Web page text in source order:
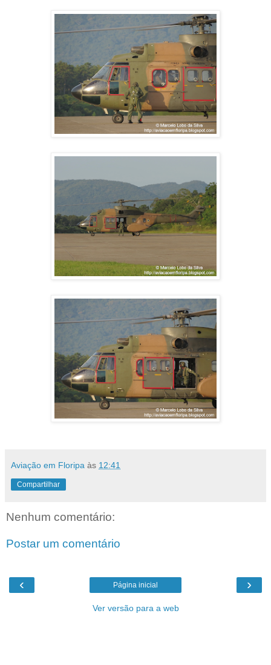
Aviação em Floripa às 12:41
Compartilhar
Nenhum comentário:
Postar um comentário
‹ ›
Página inicial
Ver versão para a web